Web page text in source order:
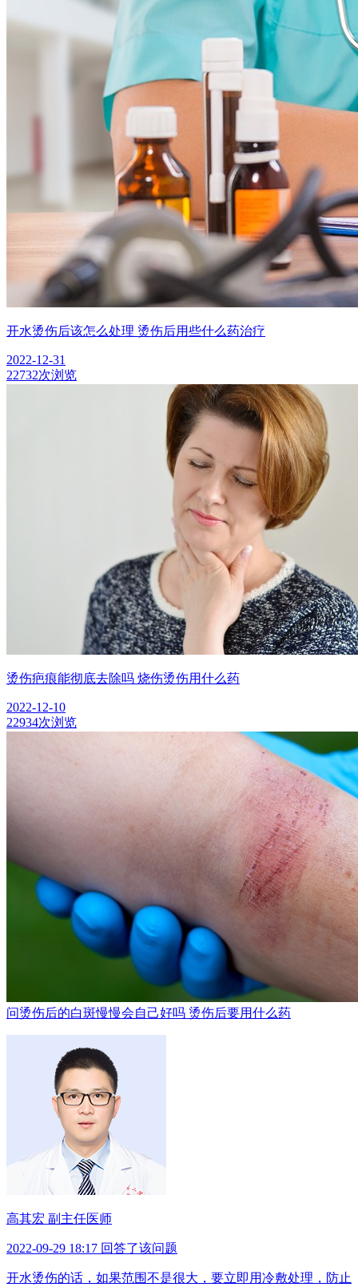
开水烫伤后该怎么处理 烫伤后用些什么药治疗
2022-12-31
22732次浏览
烫伤疤痕能彻底去除吗 烧伤烫伤用什么药
2022-12-10
22934次浏览
问烫伤后的白斑慢慢会自己好吗 烫伤后要用什么药
高其宏 副主任医师
2022-09-29 18:17 回答了该问题
开水烫伤的话，如果范围不是很大，要立即用冷敷处理，防止